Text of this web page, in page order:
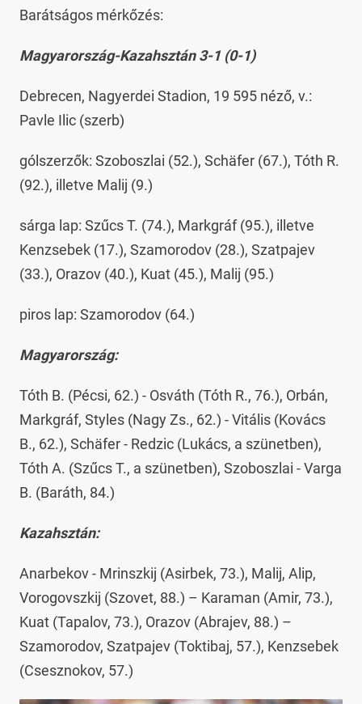
Barátságos mérkőzés:
Magyarország-Kazahsztán 3-1 (0-1)
Debrecen, Nagyerdei Stadion, 19 595 néző, v.:
Pavle Ilic (szerb)
gólszerzők: Szoboszlai (52.), Schäfer (67.), Tóth R.
(92.), illetve Malij (9.)
sárga lap: Szűcs T. (74.), Markgráf (95.), illetve
Kenzsebek (17.), Szamorodov (28.), Szatpajev
(33.), Orazov (40.), Kuat (45.), Malij (95.)
piros lap: Szamorodov (64.)
Magyarország:
Tóth B. (Pécsi, 62.) - Osváth (Tóth R., 76.), Orbán,
Markgráf, Styles (Nagy Zs., 62.) - Vitális (Kovács
B., 62.), Schäfer - Redzic (Lukács, a szünetben),
Tóth A. (Szűcs T., a szünetben), Szoboszlai - Varga
B. (Baráth, 84.)
Kazahsztán:
Anarbekov - Mrinszkij (Asirbek, 73.), Malij, Alip,
Vorogovszkij (Szovet, 88.) – Karaman (Amir, 73.),
Kuat (Tapalov, 73.), Orazov (Abrajev, 88.) –
Szamorodov, Szatpajev (Toktibaj, 57.), Kenzsebek
(Csesznokov, 57.)